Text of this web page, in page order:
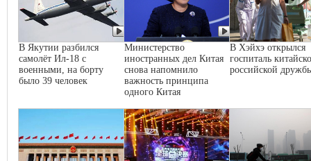
В Якутии разбился
самолёт Ил-18 с
военными, на борту
было 39 человек
Министерство
иностранных дел Китая
снова напомнило
важность принципа
одного Китая
В Хэйхэ открылся
госпиталь
российской